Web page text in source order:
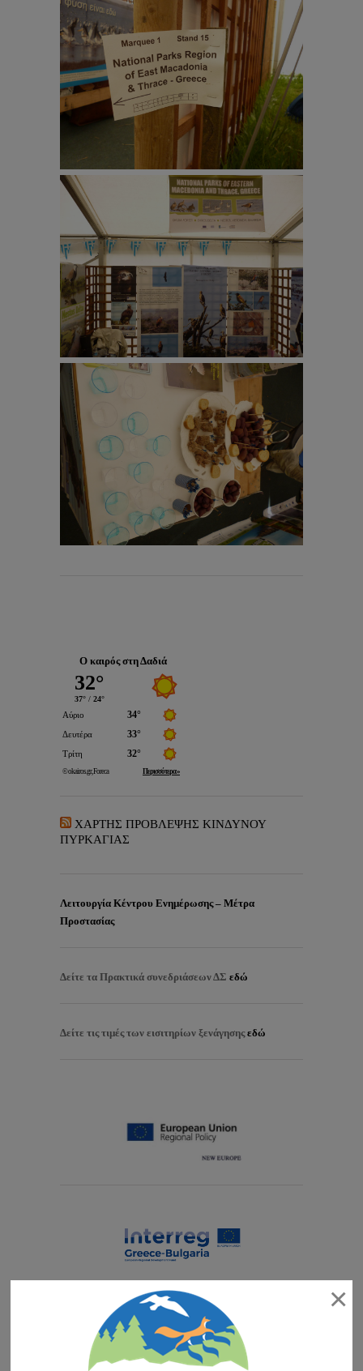
Ο καιρός στη Δαδιά
ΧΑΡΤΗΣ ΠΡΟΒΛΕΨΗΣ ΚΙΝΔΥΝΟΥ
ΠΥΡΚΑΓΙΑΣ
Λειτουργία Κέντρου Ενημέρωσης – Μέτρα
Προστασίας
Δείτε τα Πρακτικά συνεδριάσεων ΔΣ εδώ
Δείτε τις τιμές των εισιτηρίων ξενάγησης εδώ
×